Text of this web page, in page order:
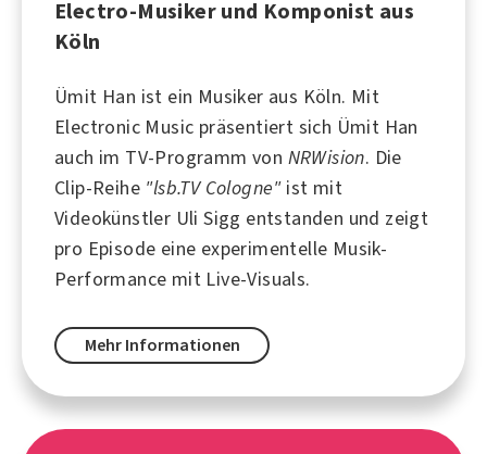
Electro-Musiker und Komponist aus
Köln
Ümit Han ist ein Musiker aus Köln. Mit
Electronic Music präsentiert sich Ümit Han
auch im TV-Programm von NRWision. Die
Clip-Reihe "lsb.TV Cologne"ist mit
Videokünstler Uli Sigg entstanden und zeigt
pro Episode eine experimentelle Musik-
Performance mit Live-Visuals.
Mehr Informationen